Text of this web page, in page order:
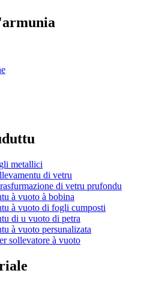
metallici
di vetru
di vetru prufondu
à vuoto à bobina
à vuoto di fogli cumposti
di u vuoto di petra
à vuoto persunalizata
sollevatore à vuoto